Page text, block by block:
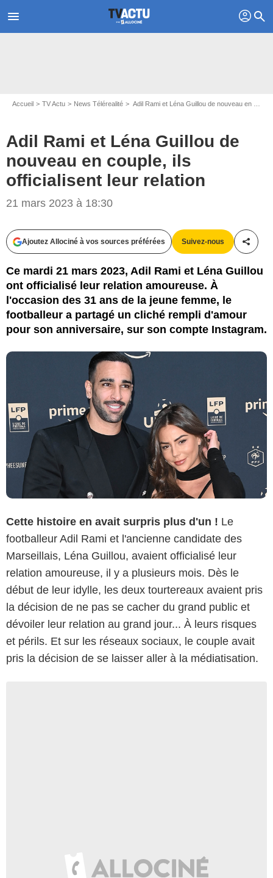
menu profil search
Accueil TV Actu News Télérealité Adil Rami et Léna Guillou de nouveau en couple, ils officialisent leur relation
Adil Rami et Léna Guillou de
nouveau en couple, ils
officialisent leur relation
21 mars 2023 à 18:30
Ajoutez Allociné à vos sources préférées Suivez-nous
Ce mardi 21 mars 2023, Adil Rami et Léna Guillou
ont officialisé leur relation amoureuse. À
l'occasion des 31 ans de la jeune femme, le
footballeur a partagé un cliché rempli d'amour
pour son anniversaire, sur son compte Instagram.
Cette histoire en avait surpris plus d'un ! Le
footballeur Adil Rami et l'ancienne candidate des
Marseillais, Léna Guillou, avaient officialisé leur
relation amoureuse, il y a plusieurs mois. Dès le
début de leur idylle, les deux tourtereaux avaient pris
la décision de ne pas se cacher du grand public et
dévoiler leur relation au grand jour... À leurs risques
et périls. Et sur les réseaux sociaux, le couple avait
pris la décision de se laisser aller à la médiatisation.